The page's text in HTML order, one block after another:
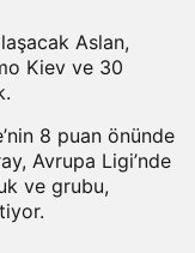
Aslan,
Kiev ve 30
8 puan önünde
Avrupa Ligi’nde
ve grubu,